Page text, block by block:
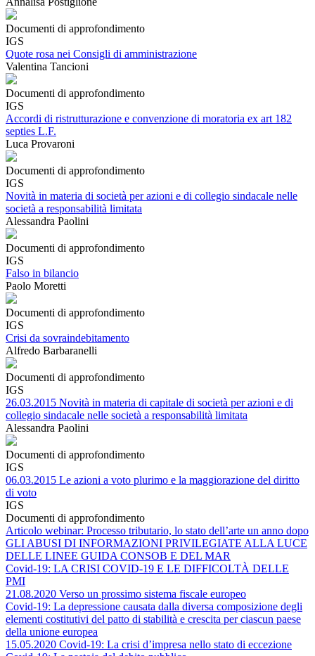
Documenti di approfondimento
IGS
Quote rosa nei Consigli di amministrazione
Valentina Tancioni
Documenti di approfondimento
IGS
Accordi di ristrutturazione e convenzione di moratoria ex art 182
septies L.F.
Luca Provaroni
Documenti di approfondimento
IGS
Novità in materia di società per azioni e di collegio sindacale nelle
società a responsabilità limitata
Alessandra Paolini
Documenti di approfondimento
IGS
Falso in bilancio
Paolo Moretti
Documenti di approfondimento
IGS
Crisi da sovraindebitamento
Alfredo Barbaranelli
Documenti di approfondimento
IGS
26.03.2015 Novità in materia di capitale di società per azioni e di
collegio sindacale nelle società a responsabilità limitata
Alessandra Paolini
Documenti di approfondimento
IGS
06.03.2015 Le azioni a voto plurimo e la maggiorazione del diritto
di voto
IGS
Documenti di approfondimento
Articolo webinar: Processo tributario, lo stato dell’arte un anno dopo
GLI ABUSI DI INFORMAZIONI PRIVILEGIATE ALLA LUCE
DELLE LINEE GUIDA CONSOB E DEL MAR
Covid-19: LA CRISI COVID-19 E LE DIFFICOLTÀ DELLE
PMI
21.08.2020 Verso un prossimo sistema fiscale europeo
Covid-19: La depressione causata dalla diversa composizione degli
elementi costitutivi del patto di stabilità e crescita per ciascun paese
della unione europea
15.05.2020 Covid-19: La crisi d’impresa nello stato di eccezione